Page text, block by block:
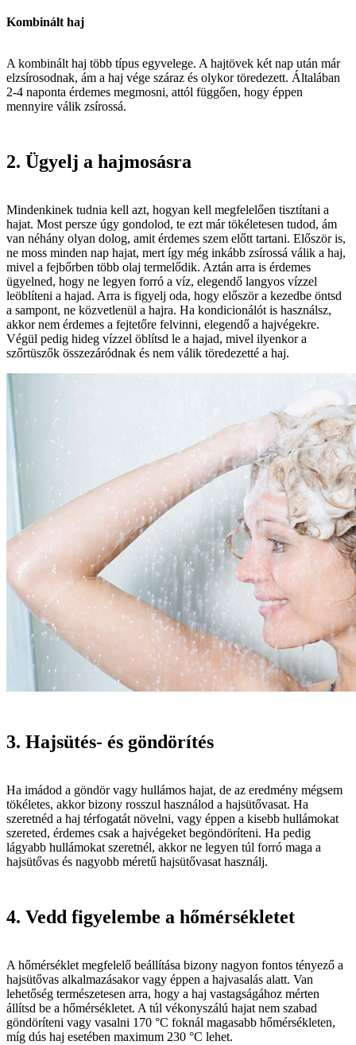
Kombinált haj
A kombinált haj több típus egyvelege. A hajtövek két nap után már
elzsírosodnak, ám a haj vége száraz és olykor töredezett. Általában
2-4 naponta érdemes megmosni, attól függően, hogy éppen
mennyire válik zsírossá.
2. Ügyelj a hajmosásra
Mindenkinek tudnia kell azt, hogyan kell megfelelően tisztítani a
hajat. Most persze úgy gondolod, te ezt már tökéletesen tudod, ám
van néhány olyan dolog, amit érdemes szem előtt tartani. Először is,
ne moss minden nap hajat, mert így még inkább zsírossá válik a haj,
mivel a fejbőrben több olaj termelődik. Aztán arra is érdemes
ügyelned, hogy ne legyen forró a víz, elegendő langyos vízzel
leöblíteni a hajad. Arra is figyelj oda, hogy először a kezedbe öntsd
a sampont, ne közvetlenül a hajra. Ha kondicionálót is használsz,
akkor nem érdemes a fejtetőre felvinni, elegendő a hajvégekre.
Végül pedig hideg vízzel öblítsd le a hajad, mivel ilyenkor a
szőrtüszők összezáródnak és nem válik töredezetté a haj.
3. Hajsütés- és göndörítés
Ha imádod a göndör vagy hullámos hajat, de az eredmény mégsem
tökéletes, akkor bizony rosszul használod a hajsütővasat. Ha
szeretnéd a haj térfogatát növelni, vagy éppen a kisebb hullámokat
szereted, érdemes csak a hajvégeket begöndöríteni. Ha pedig
lágyabb hullámokat szeretnél, akkor ne legyen túl forró maga a
hajsütővas és nagyobb méretű hajsütővasat használj.
4. Vedd figyelembe a hőmérsékletet
A hőmérséklet megfelelő beállítása bizony nagyon fontos tényező a
hajsütővas alkalmazásakor vagy éppen a hajvasalás alatt. Van
lehetőség természetesen arra, hogy a haj vastagságához mérten
állítsd be a hőmérsékletet. A túl vékonyszálú hajat nem szabad
göndöríteni vagy vasalni 170 °C foknál magasabb hőmérsékleten,
míg dús haj esetében maximum 230 °C lehet.